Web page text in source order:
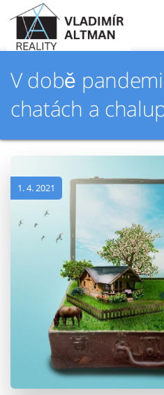
V době
chatách a
1. 4. 2021